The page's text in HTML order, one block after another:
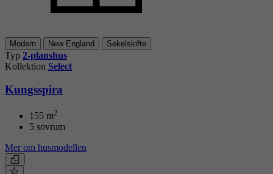
Modern New England Sekelskifte
Typ 2-planshus
Kollektion Select
Kungsspira
155 m2
5 sovrum
Mer om husmodellen